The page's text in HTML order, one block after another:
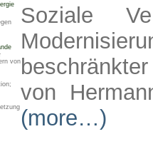
von
Soziale
von
(more…)